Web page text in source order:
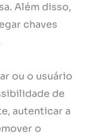
Além disso,
chaves
ou o usuário
de
autenticar a
o